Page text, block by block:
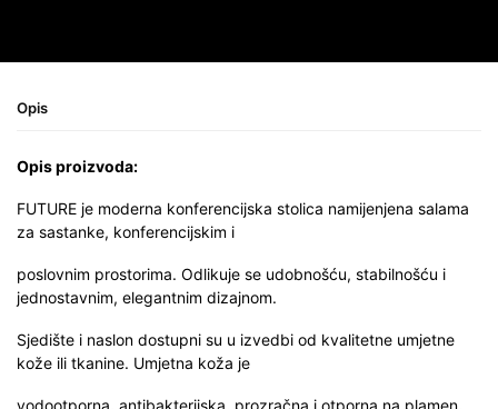
Opis
Opis proizvoda:
FUTURE je moderna konferencijska stolica namijenjena salama
za sastanke, konferencijskim i
poslovnim prostorima. Odlikuje se udobnošću, stabilnošću i
jednostavnim, elegantnim dizajnom.
Sjedište i naslon dostupni su u izvedbi od kvalitetne umjetne
kože ili tkanine. Umjetna koža je
vodootporna, antibakterijska, prozračna i otporna na plamen,